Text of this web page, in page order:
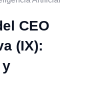
CEO
(IX):
y